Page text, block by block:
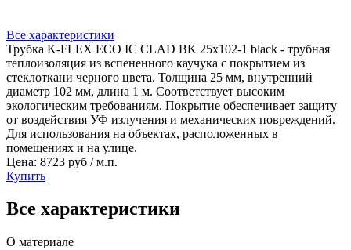
Все характеристики
Трубка K-FLEX ECO IC CLAD BK 25x102-1 black - трубная
теплоизоляция из вспененного каучука с покрытием из
стеклоткани черного цвета. Толщина 25 мм, внутренний
диаметр 102 мм, длина 1 м. Соответствует высоким
экологическим требованиям. Покрытие обеспечивает защиту
от воздействия УФ излучения и механических повреждений.
Для использования на объектах, расположенных в
помещениях и на улице.
Цена: 8723 руб / м.п.
Купить
Все характеристики
О материале